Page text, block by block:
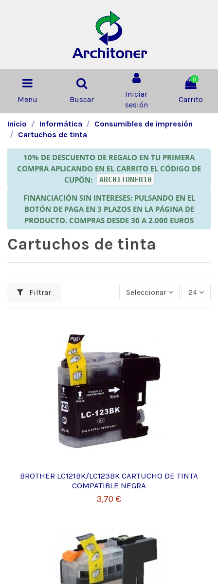
Menu Buscar
Iniciar
sesión
0
Carrito
Inicio Informática
Consumibles de impresión
Cartuchos de tinta
10% DE DESCUENTO DE REGALO EN TU PRIMERA
COMPRA APLICANDO EN EL CARRITO EL CÓDIGO DE
CUPÓN:
ARCHITONER10
FINANCIACIÓN SIN INTERESES: PULSANDO EN EL
BOTÓN DE PAGA EN 3 PLAZOS EN LA PÁGINA DE
PRODUCTO. COMPRAS DESDE 30 A 2.000 EUROS
Cartuchos de tinta
Filtrar Seleccionar 24
BROTHER LC121BK/LC123BK CARTUCHO DE TINTA
COMPATIBLE NEGRA
3,70 €